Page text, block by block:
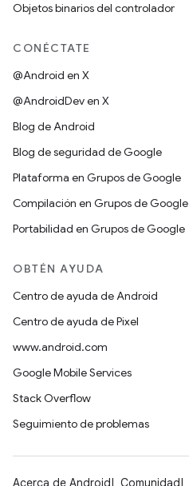
Objetos binarios del controlador
CONÉCTATE
@Android en X
@AndroidDev en X
Blog de Android
Blog de seguridad de Google
Plataforma en Grupos de Google
Compilación en Grupos de Google
Portabilidad en Grupos de Google
OBTÉN AYUDA
Centro de ayuda de Android
Centro de ayuda de Pixel
www.android.com
Google Mobile Services
Stack Overflow
Seguimiento de problemas
Acerca de Android Comunidad